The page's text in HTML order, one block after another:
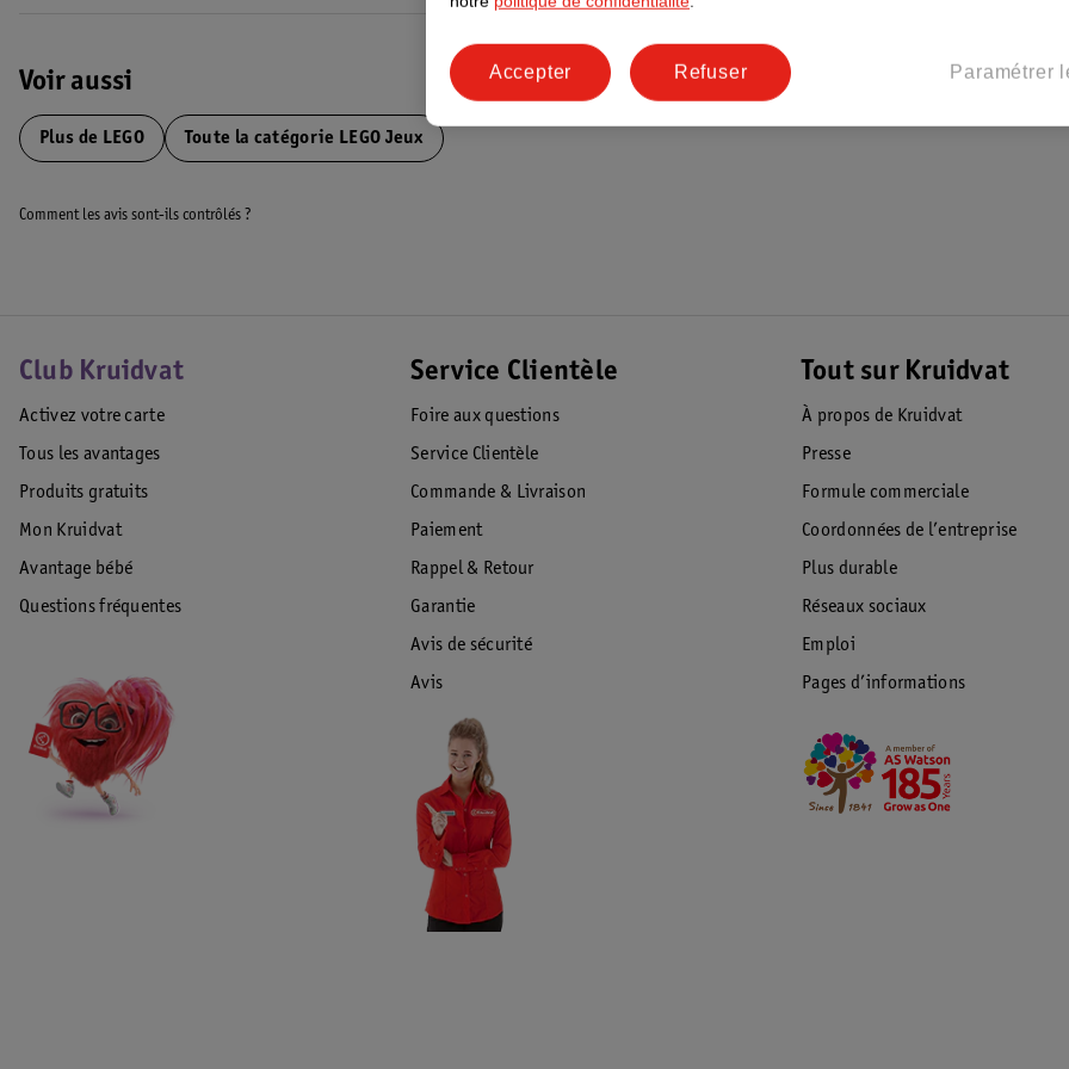
Voir aussi
Plus de LEGO Toute la catégorie LEGO Jeux
Comment les avis sont-ils contrôlés ?
Club Kruidvat
Activez votre carte
Tous les avantages
Produits gratuits
Mon Kruidvat
Avantage bébé
Questions fréquentes
Service Clientèle
Foire aux questions
Service Clientèle
Commande & Livraison
Paiement
Rappel & Retour
Garantie
Avis de sécurité
Avis
Tout sur Kruidvat
À propos de Kruidvat
Presse
Formule commerciale
Coordonnées de l’entreprise
Plus durable
Réseaux sociaux
Emploi
Pages d’informations
Paramétrer
Refuser
Accepter